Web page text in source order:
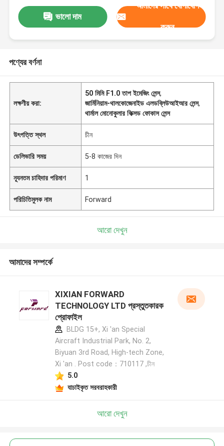
ভালো দাম
আমাদের সাথে যোগাযোগ
করুন
পণ্যের বর্ণনা
লক্ষণীয় করা:
50 মিমি F1.0 তাপ ইমেজিং লেন্স,
জার্মিনিয়াম-থালকোজেনাইড এলডব্লিউআইআর লেন্স,
থার্মাল মোনোকুলার ফিক্সড ফোকাস লেন্স
উৎপত্তি স্থল চীন
ডেলিভারি সময় 5-8 কাজের দিন
ন্যূনতম চাহিদার পরিমাণ 1
পরিচিতিমুলক নাম Forward
আরো দেখুন
আমাদের সম্পর্কে
XIXIAN FORWARD
TECHNOLOGY LTD প্রস্তুতকারক
প্রোফাইল
BLDG 15+, Xi 'an Special
Aircraft Industrial Park, No. 2,
Biyuan 3rd Road, High-tech Zone,
Xi 'an . Post code：710117 ,চীন
5.0
যাচাইকৃত সরবরাহকারী
আরো দেখুন